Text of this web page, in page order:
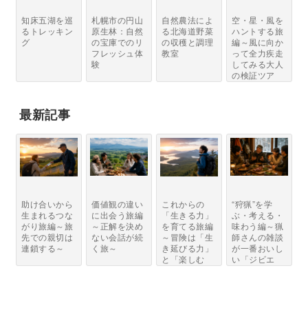
知床五湖を巡
るトレッキン
グ
札幌市の円山
原生林：自然
の宝庫でのリ
フレッシュ体
験
自然農法によ
る北海道野菜
の収穫と調理
教室
空・星・風を
ハントする旅
編～風に向か
って全力疾走
してみる大人
の検証ツア
ー...
最新記事
助け合いから
生まれるつな
がり旅編～旅
先での親切は
連鎖する～
価値観の違い
に出会う旅編
～正解を決め
ない会話が続
く旅～
これからの
「生きる力」
を育てる旅編
～冒険は「生
き延びる力」
と「楽しむ
力」...
“狩猟”を学
ぶ・考える・
味わう編～猟
師さんの雑談
が一番おいし
い「ジビエ
と...